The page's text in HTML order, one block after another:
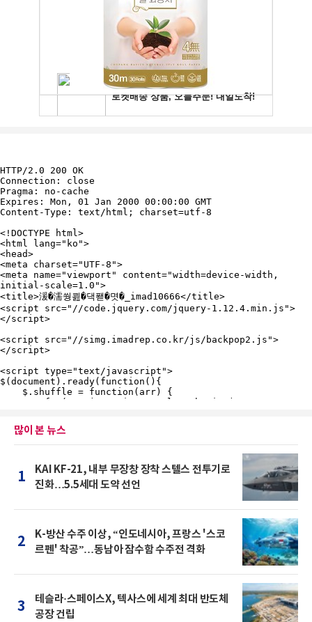
많이 본 뉴스
1
KAI KF-21, 내부 무장창 장착 스텔스 전투기로
진화…5.5세대 도약 선언
2
K-방산 수주 이상, “인도네시아, 프랑스 '스코
르펜' 착공”…동남아 잠수함 수주전 격화
3
테슬라·스페이스X, 텍사스에 세계 최대 반도체
공장 건립